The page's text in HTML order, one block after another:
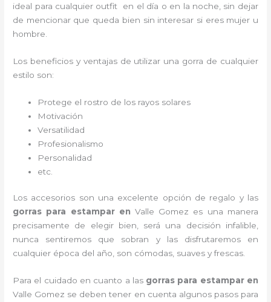
ideal para cualquier outfit en el día o en la noche, sin dejar
de mencionar que queda bien sin interesar si eres mujer u
hombre.
Los beneficios y ventajas de utilizar una gorra de cualquier
estilo son:
Protege el rostro de los rayos solares
Motivación
Versatilidad
Profesionalismo
Personalidad
etc.
Los accesorios son una excelente opción de regalo y las
gorras para estampar en Valle Gomez es una manera
precisamente de elegir bien, será una decisión infalible,
nunca sentiremos que sobran y las disfrutaremos en
cualquier época del año, son cómodas, suaves y frescas.
Para el cuidado en cuanto a las gorras para estampar en
Valle Gomez se deben tener en cuenta algunos pasos para